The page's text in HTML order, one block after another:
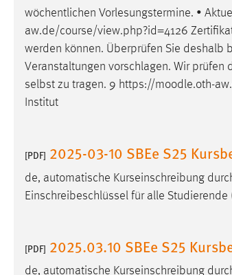
wöchentlichen Vorlesungstermine. •
aw.de/course/view.php?id=4126
werden können. Überprüfen Sie deshalb
Veranstaltungen vorschlagen. Wir
selbst zu tragen. 9 https://moodle.oth-
Institut
[PDF] 2025-03-10 SBEe S25
de, automatische Kurseinschreibung
Einschreibeschlüssel für alle
[PDF] 2025.03.10 SBEe S25
de, automatische Kurseinschreibung
5e9dbeb1811c0446
Zweck:
Wird benötigt um die
nutzen zu können.
Cookie Laufzeit: MibewSessionID, mibew-
style-5e9dbeb1811c0446 =
Login
Name: fe_user, be_user,
Cookie Laufzeit: 24 Stunden